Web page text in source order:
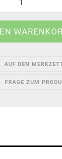
AUF DEN
FRAGE ZUM